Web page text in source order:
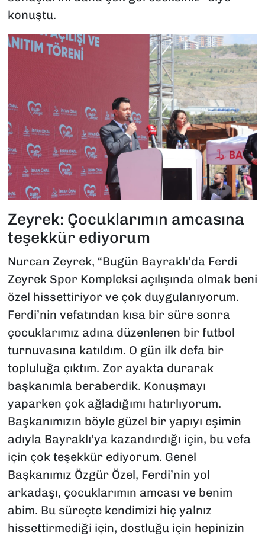
konuştu.
Zeyrek: Çocuklarımın amcasına
teşekkür ediyorum
Nurcan Zeyrek, “Bugün Bayraklı’da Ferdi
Zeyrek Spor Kompleksi açılışında olmak beni
özel hissettiriyor ve çok duygulanıyorum.
Ferdi’nin vefatından kısa bir süre sonra
çocuklarımız adına düzenlenen bir futbol
turnuvasına katıldım. O gün ilk defa bir
topluluğa çıktım. Zor ayakta durarak
başkanımla beraberdik. Konuşmayı
yaparken çok ağladığımı hatırlıyorum.
Başkanımızın böyle güzel bir yapıyı eşimin
adıyla Bayraklı’ya kazandırdığı için, bu vefa
için çok teşekkür ediyorum. Genel
Başkanımız Özgür Özel, Ferdi’nin yol
arkadaşı, çocuklarımın amcası ve benim
abim. Bu süreçte kendimizi hiç yalnız
hissettirmediği için, dostluğu için hepinizin